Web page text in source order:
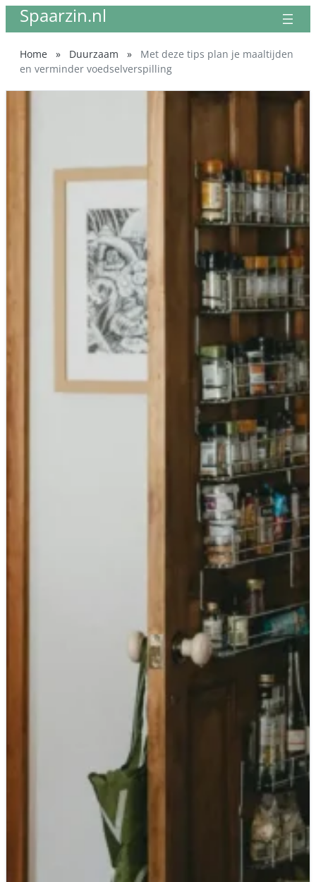
naar
inhoud
Spaarzin.nl
Home » Duurzaam »
Met deze tips plan je maaltijden
en verminder voedselverspilling